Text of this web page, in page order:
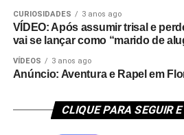
CURIOSIDADES 3 anos ago
VÍDEO: Após assumir trisal e
vai se lançar como “marido de
VÍDEOS 3 anos ago
Anúncio: Aventura e Rapel em
CLIQUE PARA SEGUIR